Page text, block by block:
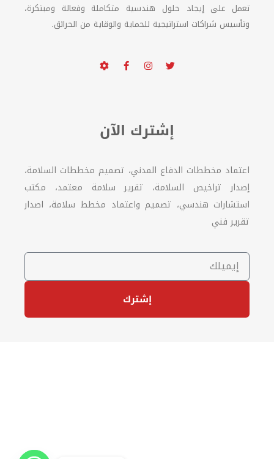
تعمل على إيجاد حلول هندسية متكاملة وفعالة ومبتكرة،
وتأسيس شراكات استراتيجية للحماية والوقاية من الحرائق.
إشترك الآن
اعتماد مخططات الدفاع المدني، تصميم مخططات السلامة،
إصدار تراخيص السلامة، تقرير سلامة معتمد، مكتب
استشارات هندسي، تصميم واعتماد مخطط سلامة، اصدار
تقرير فني
إشترك